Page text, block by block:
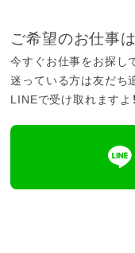
ご希望のお仕事
今すぐお仕事をお探し
迷っている方は友だち
LINEで受け取れますよ！